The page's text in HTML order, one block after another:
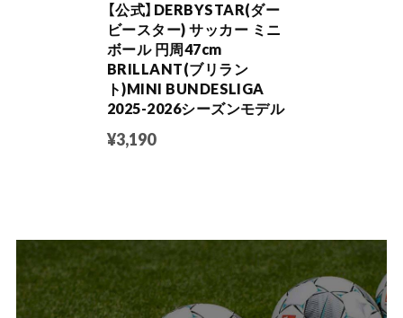
【公式】DERBYSTAR(ダー
ビースター) サッカー ミニ
ボール 円周47cm
BRILLANT(ブリラン
ト)MINI BUNDESLIGA
2025-2026シーズンモデル
¥3,190